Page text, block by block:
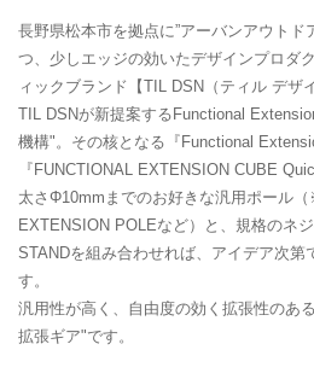
長野県松本市を拠点に”アーバンアウトド
つ、少しエッジの効いたデザインプロダ
ィックブランド【TIL DSN（ティル デザ
TIL DSNが新提案するFunctional
機構"。その核となる『Functional
『FUNCTIONAL EXTENSION CUBE
太さΦ10mmまでのお好きな汎用ポール
EXTENSION POLEなど）と、規格のネ
STANDを組み合わせれば、アイデア次第
す。
汎用性が高く、自由度の効く拡張性のあ
拡張ギア"です。